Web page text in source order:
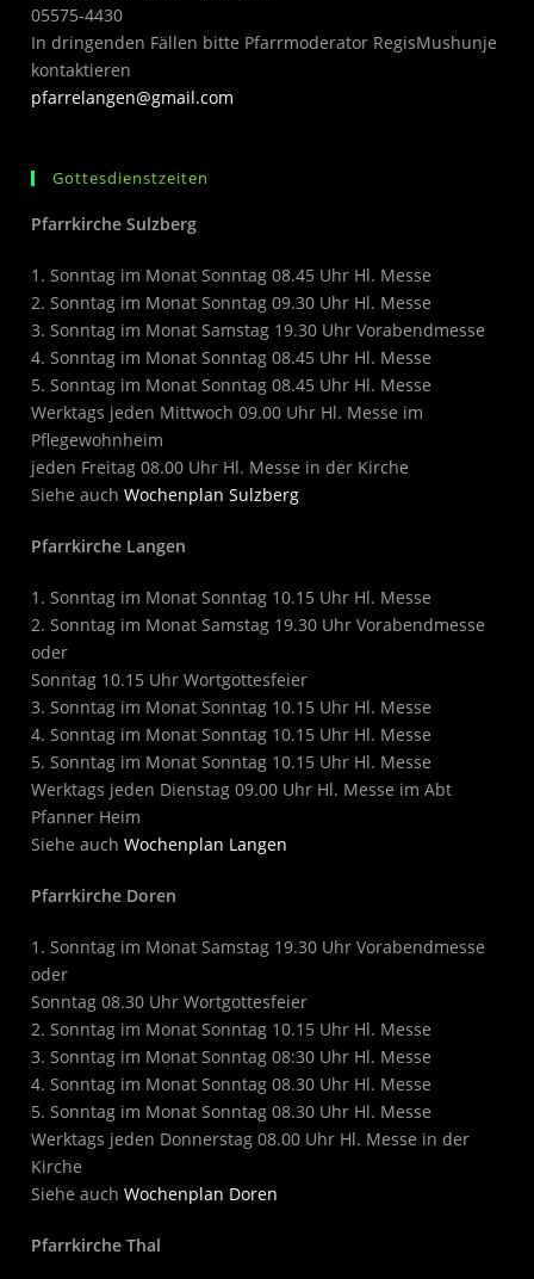
05575-4430
In dringenden Fällen bitte Pfarrmoderator RegisMushunje
kontaktieren
pfarrelangen@gmail.com
Gottesdienstzeiten
Pfarrkirche Sulzberg
1. Sonntag im Monat Sonntag 08.45 Uhr Hl. Messe
2. Sonntag im Monat Sonntag 09.30 Uhr Hl. Messe
3. Sonntag im Monat Samstag 19.30 Uhr Vorabendmesse
4. Sonntag im Monat Sonntag 08.45 Uhr Hl. Messe
5. Sonntag im Monat Sonntag 08.45 Uhr Hl. Messe
Werktags jeden Mittwoch 09.00 Uhr Hl. Messe im
Pflegewohnheim
jeden Freitag 08.00 Uhr Hl. Messe in der Kirche
Siehe auchWochenplan Sulzberg
Pfarrkirche Langen
1. Sonntag im Monat Sonntag 10.15 Uhr Hl. Messe
2. Sonntag im Monat Samstag 19.30 Uhr Vorabendmesse
oder
Sonntag 10.15 Uhr Wortgottesfeier
3. Sonntag im Monat Sonntag 10.15 Uhr Hl. Messe
4. Sonntag im Monat Sonntag 10.15 Uhr Hl. Messe
5. Sonntag im Monat Sonntag 10.15 Uhr Hl. Messe
Werktags jeden Dienstag 09.00 Uhr Hl. Messe im Abt
Pfanner Heim
Siehe auchWochenplan Langen
Pfarrkirche Doren
1. Sonntag im Monat Samstag 19.30 Uhr Vorabendmesse
oder
Sonntag 08.30 Uhr Wortgottesfeier
2. Sonntag im Monat Sonntag 10.15 Uhr Hl. Messe
3. Sonntag im Monat Sonntag 08:30 Uhr Hl. Messe
4. Sonntag im Monat Sonntag 08.30 Uhr Hl. Messe
5. Sonntag im Monat Sonntag 08.30 Uhr Hl. Messe
Werktags jeden Donnerstag 08.00 Uhr Hl. Messe in der
Kirche
Siehe auchWochenplan Doren
Pfarrkirche Thal